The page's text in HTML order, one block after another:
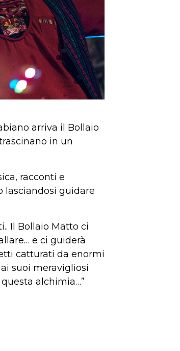
arriva il Bollaio
in un
racconti e
lasciandosi guidare
Il Bollaio Matto ci
e ci guiderà
catturati da enormi
suoi meravigliosi
alchimia…”